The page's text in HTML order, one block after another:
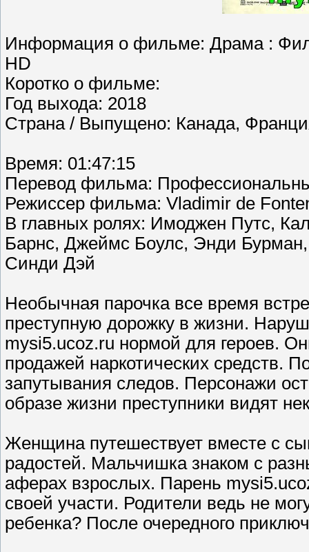
Информация о фильме: Драма :
HD
Коротко о фильме:
Год выхода: 2018
Страна / Выпущено: Канада,
Время: 01:47:15
Перевод фильма:
Режиссер фильма: Vladimir de
В главных ролях: Имоджен Путс,
Барнс, Джеймс Боулс, Энди
Синди Дэй
Необычная парочка все время
преступную дорожку в жизни.
mysi5.ucoz.ru нормой для героев.
продажей наркотических средств.
запутывания следов. Персонажи
образе жизни преступники видят
Женщина путешествует вместе с
радостей. Мальчишка знаком с
аферах взрослых. Парень
своей участи. Родители ведь не
ребенка? После очередного